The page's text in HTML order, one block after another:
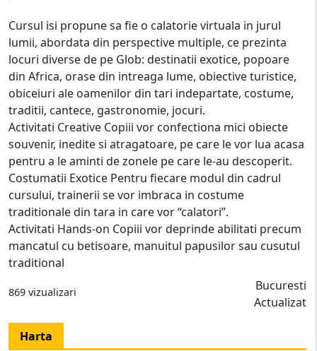
Cursul isi propune sa fie o calatorie virtuala in jurul
lumii, abordata din perspective multiple, ce prezinta
locuri diverse de pe Glob: destinatii exotice, popoare
din Africa, orase din intreaga lume, obiective turistice,
obiceiuri ale oamenilor din tari indepartate, costume,
traditii, cantece, gastronomie, jocuri.
Activitati Creative Copiii vor confectiona mici obiecte
souvenir, inedite si atragatoare, pe care le vor lua acasa
pentru a le aminti de zonele pe care le-au descoperit.
Costumatii Exotice Pentru fiecare modul din cadrul
cursului, trainerii se vor imbraca in costume
traditionale din tara in care vor “calatori”.
Activitati Hands-on Copiii vor deprinde abilitati precum
mancatul cu betisoare, manuitul papusilor sau cusutul
traditional
869 vizualizari
Bucuresti
Actualizat
Harta